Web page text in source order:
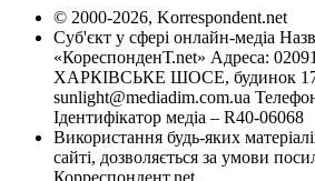
© 2000-2026, Korrespondent.net
Суб'єкт у сфері онлайн-медіа
«КореспонденТ.net» Адреса:
ХАРКІВСЬКЕ ШОСЕ, будинок
sunlight@mediadim.com.ua
Ідентифікатор медіа – R40-06068
Використання будь-яких
сайті, дозволяється за умови
Корреспондент.net.